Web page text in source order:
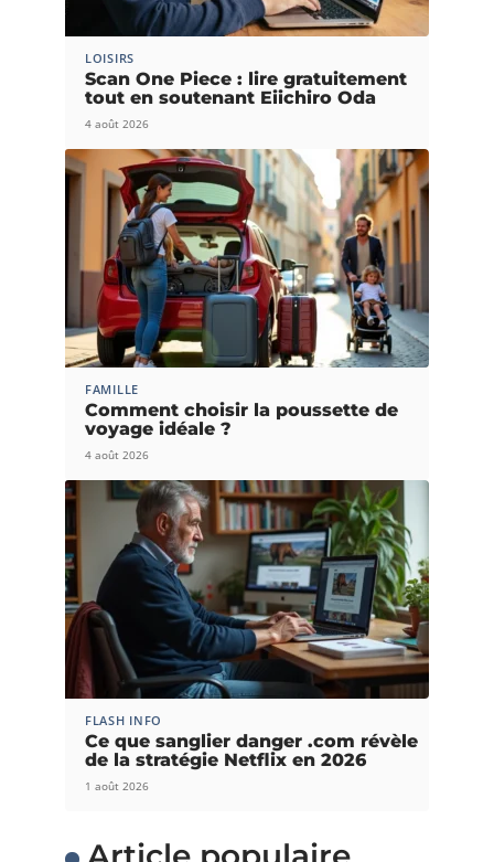
LOISIRS
Scan One Piece : lire gratuitement
tout en soutenant Eiichiro Oda
4 août 2026
FAMILLE
Comment choisir la poussette de
voyage idéale ?
4 août 2026
FLASH INFO
Ce que sanglier danger .com révèle
de la stratégie Netflix en 2026
1 août 2026